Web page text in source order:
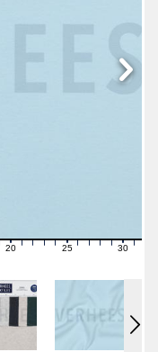
21222324 26272829 31